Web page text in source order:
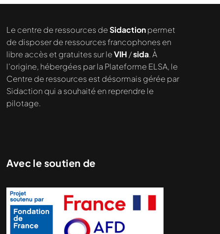
Nous cherchons le contenu
demandé....
Le centre de ressources deSidactionpermet
de disposer de ressources francophones en
libre accès et gratuites sur leVIH /sida. À
l’origine, hébergées par la Plateforme ELSA, le
Centre de ressources est désormais gérée par
Sidaction qui a souhaité en reprendre le
pilotage.
Avec le soutien de